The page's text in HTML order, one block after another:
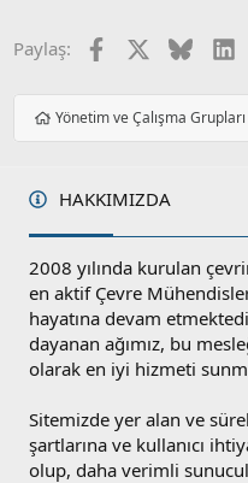
Paylaş: Facebook
Yönetim ve Çalışma Grupları
HAKKIMIZDA
2008 yılında kurulan
en aktif Çevre
hayatına devam
dayanan ağımız, bu
olarak en iyi hizmeti
Sitemizde yer alan ve
şartlarına ve kullanıcı
olup, daha verimli